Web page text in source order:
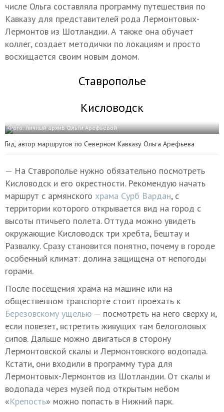
числе Ольга составляла программу путешествия по
Кавказу для представителей рода Лермонтовых-
Лермонтов из Шотландии. А также она обучает
коллег, создает методички по локациям и просто
восхищается своим новым домом.
Ставрополье
Кисловодск
Фото: личный архив Ольги Арефьевой
Гид, автор маршрутов по Северном Кавказу Ольга Арефьева
— На Ставрополье нужно обязательно посмотреть
Кисловодск и его окрестности. Рекомендую начать
маршрут с армянского храма Сурб Вардан, с
территории которого открывается вид на город с
высоты птичьего полета. Оттуда можно увидеть
окружающие Кисловодск три хребта, Бештау и
Развалку. Сразу становится понятно, почему в городе
особенный климат: долина защищена от непогоды
горами.
После посещения храма на машине или на
общественном транспорте стоит проехать к
Березовскому ущелью — посмотреть на него сверху и,
если повезет, встретить живущих там белоголовых
сипов. Дальше можно двигаться в сторону
Лермонтовской скалы и Лермонтовского водопада.
Кстати, они входили в программу тура для
Лермонтовых-Лермонтов из Шотландии. От скалы и
водопада через музей под открытым небом
«Крепость» можно попасть в Нижний парк.